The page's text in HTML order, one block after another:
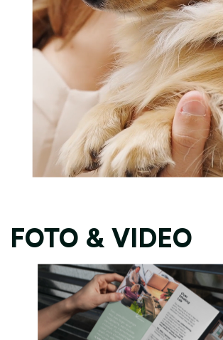
FOTO & VIDEO